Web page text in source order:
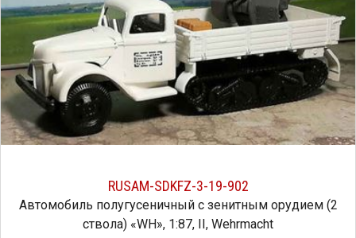
RUSAM-SDKFZ-3-19-902
Автомобиль полугусеничный с зенитным орудием (2
ствола) «WH», 1:87, II, Wehrmacht